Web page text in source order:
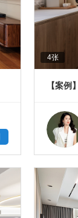
4张
【案例】